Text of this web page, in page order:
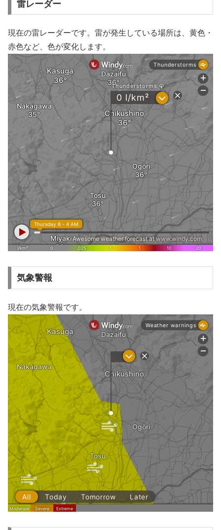
雷レーダー
現在の雷レーダーです。雷が発生している場所は、黄色・
赤色など、色が変化します。
気象警報
現在の気象警報です。